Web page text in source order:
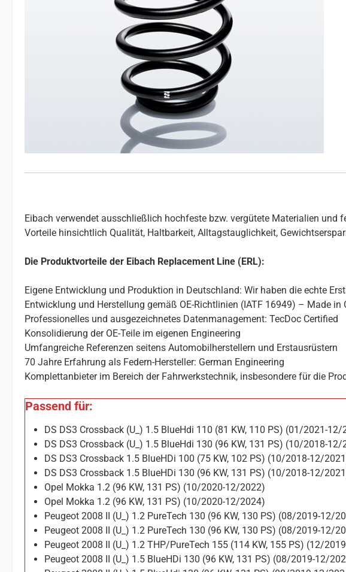
Eibach verwendet ausschließlich hochfeste bzw. vergütete Materialien
Vorteile hinsichtlich Qualität, Haltbarkeit, Alltagstauglichkeit,
Die Produktvorteile der Eibach Replacement Line (ERL):
Eigene Entwicklung und Produktion in Deutschland: Wir haben die echte
Entwicklung und Herstellung gemäß OE-Richtlinien (IATF 16949) – Made in
Professionelles und ausgezeichnetes Datenmanagement: TecDoc Certified
Konsolidierung der OE-Teile im eigenen Engineering
Umfangreiche Referenzen seitens Automobilherstellern und Erstausrüstern
70 Jahre Erfahrung als Federn-Hersteller: German Engineering
Komplettanbieter im Bereich der Fahrwerkstechnik, insbesondere für die
Passend für:
DS DS3 Crossback (U_) 1.5 BlueHdi 110 (81 KW, 110 PS) (01/2021-12/
DS DS3 Crossback (U_) 1.5 BlueHdi 130 (96 KW, 131 PS) (10/2018-12/
DS DS3 Crossback 1.5 BlueHDi 100 (75 KW, 102 PS) (10/2018-12/
DS DS3 Crossback 1.5 BlueHDi 130 (96 KW, 131 PS) (10/2018-12/
Opel Mokka 1.2 (96 KW, 131 PS) (10/2020-12/2022)
Opel Mokka 1.2 (96 KW, 131 PS) (10/2020-12/2024)
Peugeot 2008 II (U_) 1.2 PureTech 130 (96 KW, 130 PS) (08/2019-12/
Peugeot 2008 II (U_) 1.2 PureTech 130 (96 KW, 130 PS) (08/2019-12/
Peugeot 2008 II (U_) 1.2 THP/PureTech 155 (114 KW, 155 PS) (12/
Peugeot 2008 II (U_) 1.5 BlueHDi 130 (96 KW, 131 PS) (08/2019-12/